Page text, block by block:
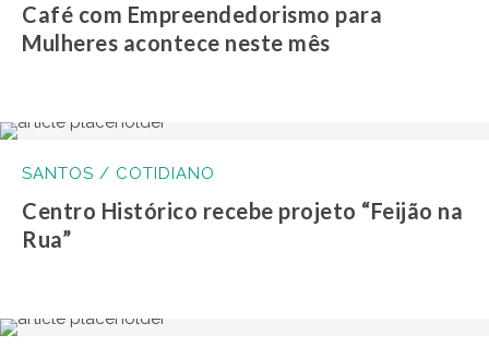
Café com Empreendedorismo para
Mulheres acontece neste mês
SANTOS / COTIDIANO
Centro Histórico recebe projeto “Feijão na
Rua”